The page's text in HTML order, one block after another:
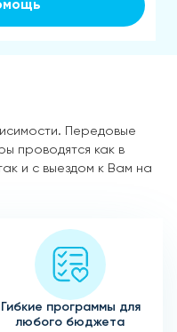
Передовые
проводятся как в
и с выездом к Вам на
Гибкие программы для
любого бюджета